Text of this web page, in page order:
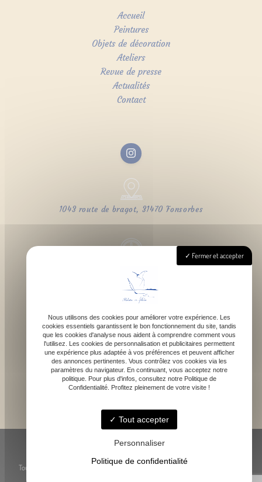
Accueil
Peintures
Objets de décoration
Ateliers
Revue de presse
Actualités
Contact
1043 route de bragot, 31470 Fonsorbes
Lundi - Samedi : 9h - 18h
contact@atelierdefelicie.fr
06 08 95 80 82
-Mentions légales
Toute reproduction, représentation ou utilisation des œuvres présentées, même
Fermer et accepter
Nous utilisons des cookies pour améliorer votre expérience. Les
cookies essentiels garantissent le bon fonctionnement du site, tandis
que les cookies d'analyse nous aident à comprendre comment vous
l'utilisez. Les cookies de personnalisation et publicitaires permettent
une expérience plus adaptée à vos préférences et peuvent afficher
des annonces pertinentes. Vous contrôlez vos cookies via les
paramètres du navigateur. En continuant, vous acceptez notre
politique. Pour plus d'infos, consultez notre Politique de
Confidentialité. Profitez pleinement de votre visite !
Tout accepter
Personnaliser
Politique de confidentialité